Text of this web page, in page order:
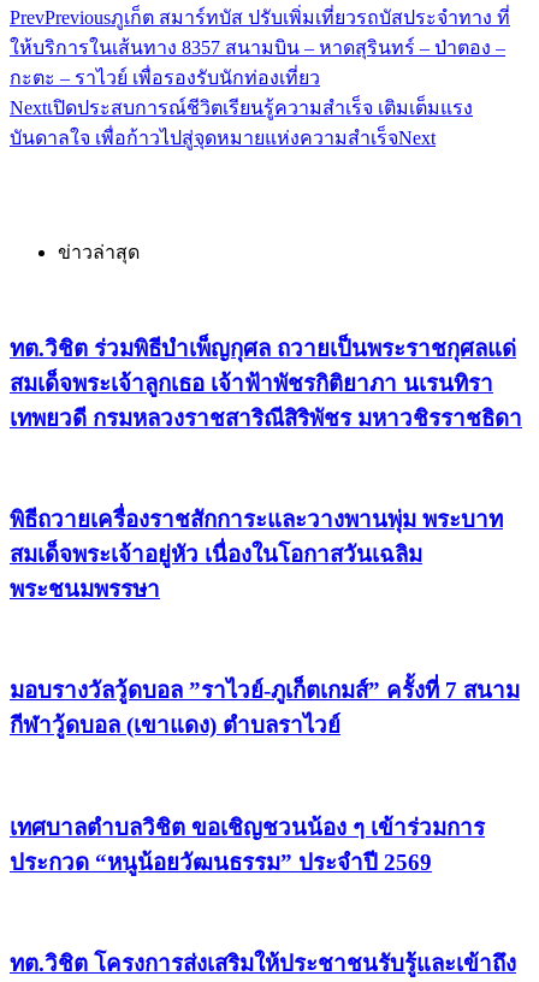
PrevPreviousภูเก็ต​ สมาร์ท​บัส ปรับเพิ่มเที่ยวรถบัสประจำทาง​ ที่
ให้บริการในเส้นทาง 8357 สนามบิน – หาดสุรินทร์​ – ป่าตอง –
กะตะ – ราไวย์​ เพื่อรองรับนักท่องเที่ยว
Nextเปิดประสบการณ์ชีวิตเรียนรู้ความสำเร็จ เติมเต็มแรง
บันดาลใจ เพื่อก้าวไปสู่จุดหมายแห่งความสำเร็จNext
ข่าวล่าสุด
ทต.วิชิต ร่วมพิธีบำเพ็ญกุศล ถวายเป็นพระราชกุศลแด่
สมเด็จพระเจ้าลูกเธอ เจ้าฟ้าพัชรกิติยาภา นเรนทิรา
เทพยวดี กรมหลวงราชสาริณีสิริพัชร มหาวชิรราชธิดา
พิธีถวายเครื่องราชสักการะและวางพานพุ่ม พระบาท
สมเด็จพระเจ้าอยู่หัว เนื่องในโอกาสวันเฉลิม
พระชนมพรรษา
มอบรางวัลวู้ดบอล ”ราไวย์-ภูเก็ตเกมส์” ครั้งที่ 7 สนาม
กีฬาวู้ดบอล (เขาแดง) ตำบลราไวย์
เทศบาลตำบลวิชิต ขอเชิญชวนน้อง ๆ เข้าร่วมการ
ประกวด “หนูน้อยวัฒนธรรม” ประจำปี 2569
ทต.วิชิต โครงการส่งเสริมให้ประชาชนรับรู้และเข้าถึง